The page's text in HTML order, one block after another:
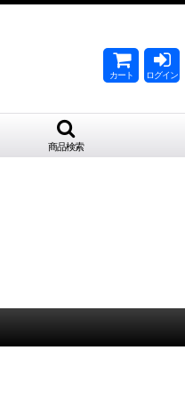
カート ログイン
商品検索